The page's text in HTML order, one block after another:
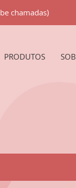
chamadas)
PRODUTOS